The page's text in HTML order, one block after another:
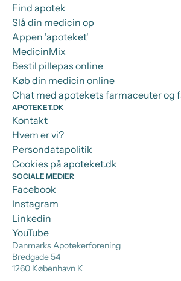
Danmarks Apotekerforening
Bredgade 54
1260 København K
Find apotek
Slå din medicin op
Appen 'apoteket'
MedicinMix
Bestil pillepas online
Køb din medicin online
Chat med apotekets farmaceuter og
APOTEKET.DK
Kontakt
Hvem er vi?
Persondatapolitik
Cookies på apoteket.dk
SOCIALE MEDIER
Facebook
Instagram
Linkedin
YouTube